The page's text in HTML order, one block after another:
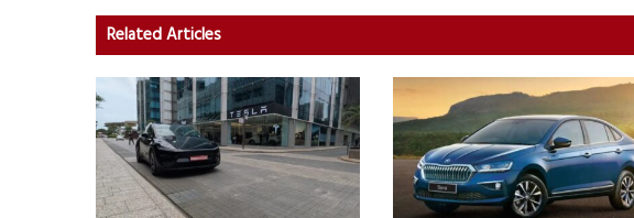
Related Articles